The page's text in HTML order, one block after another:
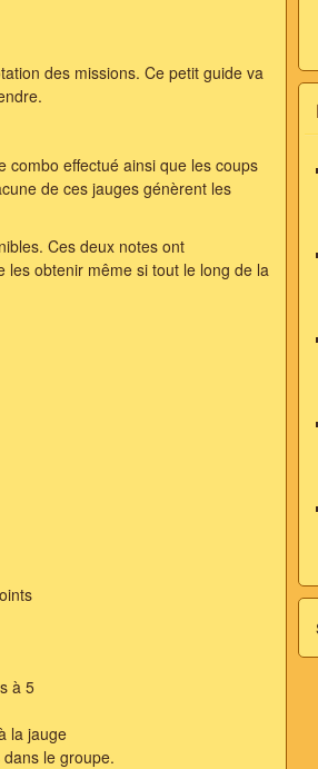
des missions. Ce petit guide va
combo effectué ainsi que les coups
de ces jauges génèrent les
Ces deux notes ont
les obtenir même si tout le long de la
à 5
la jauge
le groupe.